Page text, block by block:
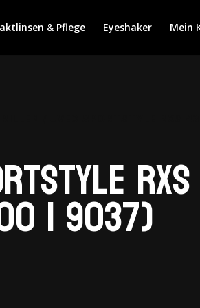
& Pflege Eyeshaker Mein
RXs
I 9037)